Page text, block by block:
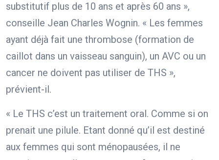
substitutif plus de 10 ans et après 60 ans »,
conseille Jean Charles Wognin. « Les femmes
ayant déjà fait une thrombose (formation de
caillot dans un vaisseau sanguin), un AVC ou un
cancer ne doivent pas utiliser de THS »,
prévient-il.
« Le THS c’est un traitement oral. Comme si on
prenait une pilule. Etant donné qu’il est destiné
aux femmes qui sont ménopausées, il ne